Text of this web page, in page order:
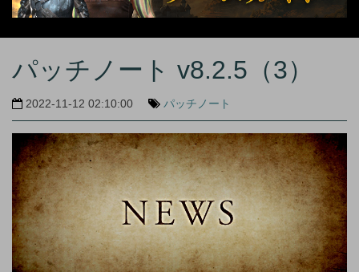
パッチノート v8.2.5（3）
2022-11-12 02:10:00 パッチノート